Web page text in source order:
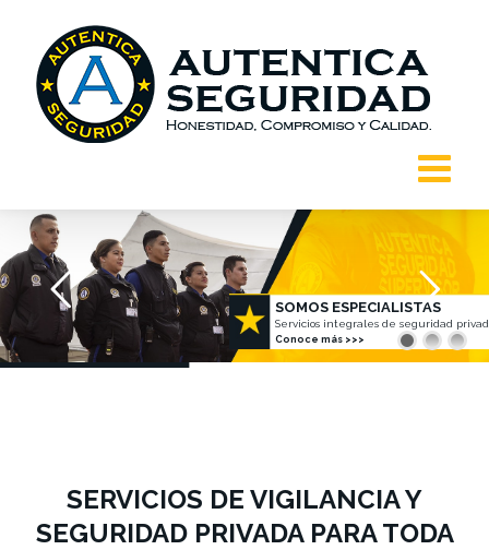
contenido
SOMOS ESPECIALISTAS
Servicios integrales de seguridad
Conoce más >>>
SERVICIOS DE VIGILANCIA Y
SEGURIDAD PRIVADA PARA TODA